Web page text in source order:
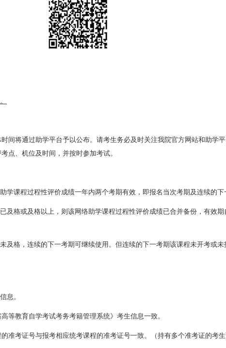
间将通过助学平台予以公布。请考生务必及时关注我院官方网站和助学
点、机位及时间，并按时参加考试。
学课程过程性评价成绩一年内两个考期有效，即报名当次考期及连续的下
及格或及格以上，则该网络助学课程过程性评价成绩已合并备份，有效期
及格，连续的下一考期可继续使用。但连续的下一考期该课程未开考或未
息。
等教育自学考试考务考籍管理系统》考生信息一致。
准考证号与报考相应统考课程的准考证号一致。（持有多个准考证的考